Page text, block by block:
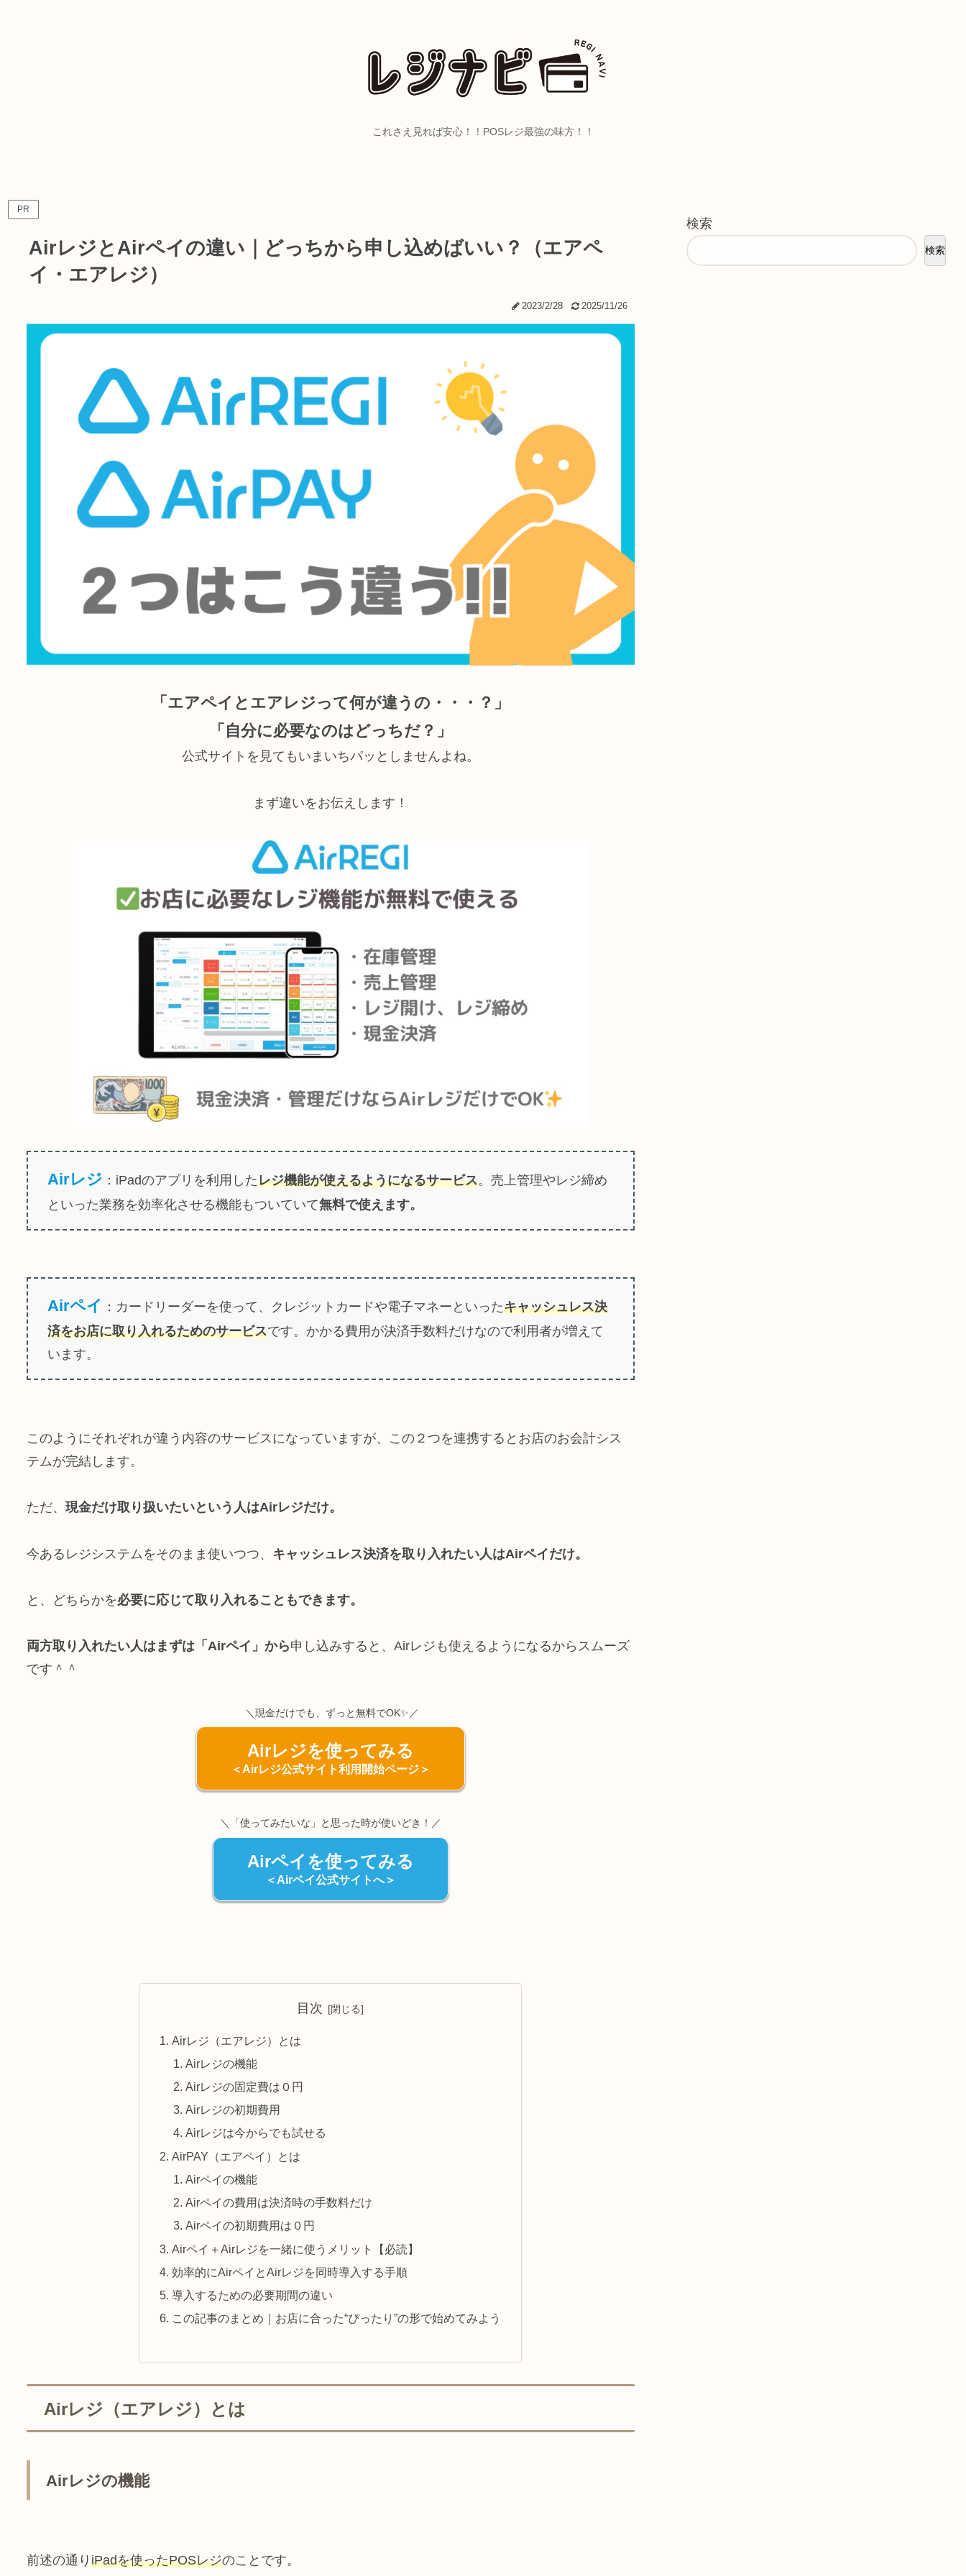
これさえ見れば安心！！POSレジ最強の味方！！
PR
AirレジとAirペイの違い｜どっちから申し込めばいい？（エアペ
イ・エアレジ）
2023/2/28 2025/11/26
「エアペイとエアレジって何が違うの・・・？」
「自分に必要なのはどっちだ？」
公式サイトを見てもいまいちパッとしませんよね。
まず違いをお伝えします！
Airレジ ：iPadのアプリを利用したレジ機能が使えるようになるサービス。売上管理やレジ締め
といった業務を効率化させる機能もついていて無料で使えます。
Airペイ ：カードリーダーを使って、クレジットカードや電子マネーといったキャッシュレス決
済をお店に取り入れるためのサービスです。かかる費用が決済手数料だけなので利用者が増えて
います。
このようにそれぞれが違う内容のサービスになっていますが、この２つを連携するとお店のお会計シス
テムが完結します。
ただ、 現金だけ取り扱いたいという人はAirレジだけ。
今あるレジシステムをそのまま使いつつ、 キャッシュレス決済を取り入れたい人はAirペイだけ。
と、どちらかを必要に応じて取り入れることもできます。
両方取り入れたい人はまずは「Airペイ」から申し込みすると、Airレジも使えるようになるからスムーズ
です＾＾
＼現金だけでも、ずっと無料でOK✨／
Airレジを使ってみる
＜Airレジ公式サイト利用開始ページ＞
＼「使ってみたいな」と思った時が使いどき！／
Airペイを使ってみる
＜Airペイ公式サイトへ＞
目次
Airレジ（エアレジ）とは
Airレジの機能
Airレジの固定費は０円
Airレジの初期費用
Airレジは今からでも試せる
AirPAY（エアペイ）とは
Airペイの機能
Airペイの費用は決済時の手数料だけ
Airペイの初期費用は０円
Airペイ＋Airレジを一緒に使うメリット【必読】
効率的にAirペイとAirレジを同時導入する手順
導入するための必要期間の違い
この記事のまとめ｜お店に合った“ぴったり”の形で始めてみよう
Airレジ（エアレジ）とは
Airレジの機能
前述の通り iPadを使ったPOSレジのことです。
検索
検索